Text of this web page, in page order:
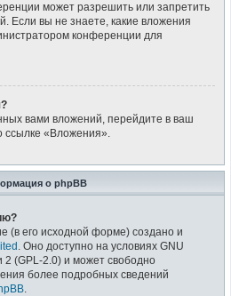
может разрешить или запретить
Если вы не знаете, какие вложения
конференции для
вами вложений, перейдите в ваш
ссылке «Вложения».
о phpBB
(в его исходной форме) создано и
. Оно доступно на условиях GNU
2 (GPL-2.0) и может свободно
более подробных сведений